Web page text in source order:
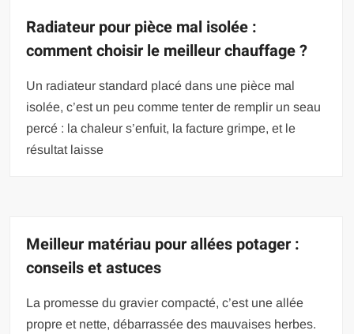
Radiateur pour pièce mal isolée :
comment choisir le meilleur chauffage ?
Un radiateur standard placé dans une pièce mal
isolée, c’est un peu comme tenter de remplir un seau
percé : la chaleur s’enfuit, la facture grimpe, et le
résultat laisse
Meilleur matériau pour allées potager :
conseils et astuces
La promesse du gravier compacté, c’est une allée
propre et nette, débarrassée des mauvaises herbes.